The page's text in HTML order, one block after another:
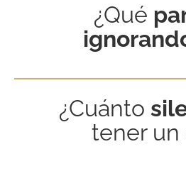
¿Qué
¿Cuánto
tener un